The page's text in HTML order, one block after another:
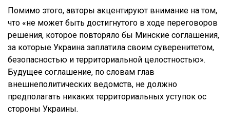
Помимо этого, авторы акцентируют внимание на том,
что «не может быть достигнутого в ходе переговоров
решения, которое повторяло бы Минские соглашения,
за которые Украина заплатила своим суверенитетом,
безопасностью и территориальной целостностью».
Будущее соглашение, по словам глав
внешнеполитических ведомств, не должно
предполагать никаких территориальных уступок ос
стороны Украины.